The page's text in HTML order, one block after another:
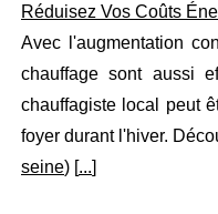
Réduisez Vos Coûts
Avec l'augmentation
chauffage sont aussi
chauffagiste local peut
foyer durant l'hiver.
seine) [...]